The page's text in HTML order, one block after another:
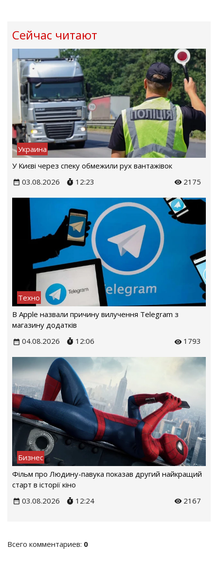
Сейчас читают
Украина
У Києві через спеку обмежили рух вантажівок
03.08.2026
12:23 2175
Техно
В Apple назвали причину вилучення Telegram з
магазину додатків
04.08.2026
12:06 1793
Бизнес
Фільм про Людину-павука показав другий найкращий
старт в історії кіно
03.08.2026
12:24 2167
Всего комментариев: 0